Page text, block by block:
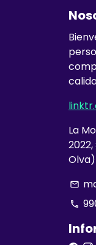
La
Olva)
email
phone